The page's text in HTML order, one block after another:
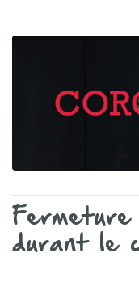
Accueil
Mon
Éthique et
Spécialités
Gestion du
durant le